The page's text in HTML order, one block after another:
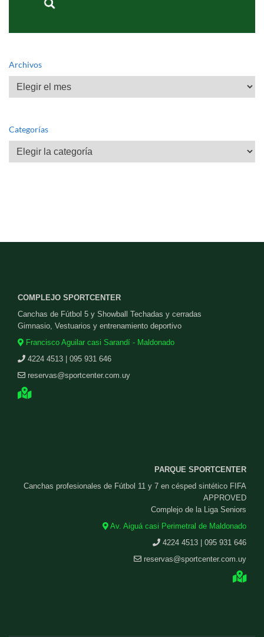
Archivos
Archivos
Categorías
Categorías
COMPLEJO SPORTCENTER
Canchas de Fútbol 5 y Showball Techadas y cerradas
Gimnasio, Vestuarios y entrenamiento deportivo
Francisco Aguilar casi Sarandí - Maldonado
4224 4513 | 095 931 646
reservas@sportcenter.com.uy
PARQUE SPORTCENTER
Canchas profesionales de Fútbol 11 y 7 en césped sintético FIFA
APPROVED
Complejo de la Liga Seniors
Av. Aiguá casi Perimetral de Maldonado
4224 4513 | 095 931 646
reservas@sportcenter.com.uy